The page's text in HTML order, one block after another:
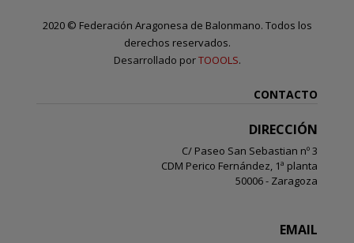
2020 © Federación Aragonesa de Balonmano. Todos los
derechos reservados.
Desarrollado porTOOOLS.
CONTACTO
DIRECCIÓN
C/ Paseo San Sebastian nº 3
CDM Perico Fernández, 1ª planta
50006 - Zaragoza
EMAIL